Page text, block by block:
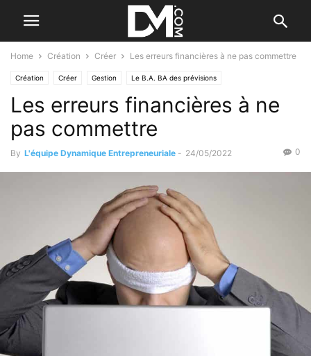
Home Création Créer Les erreurs financières à ne pas commettre
Création Créer Gestion Le B.A. BA des prévisions
Les erreurs financières à ne
pas commettre
By L'équipe Dynamique Entrepreneuriale - 24/05/2022 0